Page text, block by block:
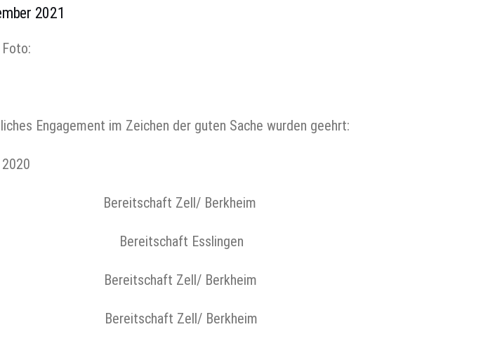
2021
Foto:
Engagement im Zeichen der guten Sache wurden geehrt:
2020
Bereitschaft Zell/ Berkheim
Bereitschaft Esslingen
Bereitschaft Zell/ Berkheim
Bereitschaft Zell/ Berkheim